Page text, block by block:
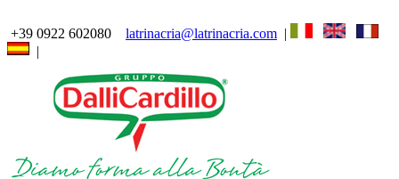
+39 0922 602080 latrinacria@latrinacria.com |
|